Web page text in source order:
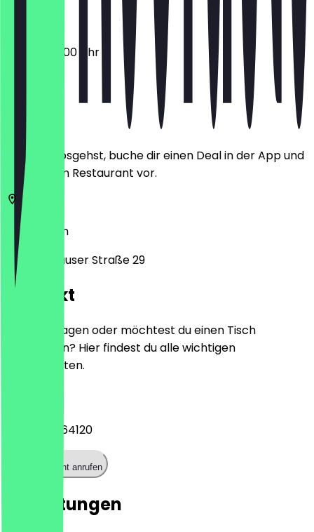
06:00 - 20:00 Uhr
Ort
Bevor du losgehst, buche dir einen Deal in der App und
zeige ihn im Restaurant vor.
12279
Berlin
Hildburghauser Straße 29
Kontakt
Hast du Fragen oder möchtest du einen Tisch
reservieren? Hier findest du alle wichtigen
Kontaktdaten.
+493066864120
Restaurant anrufen
Bewertungen